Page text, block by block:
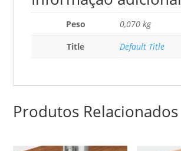
Peso
0,070 kg
Title
Default Title
Produtos Relacionados